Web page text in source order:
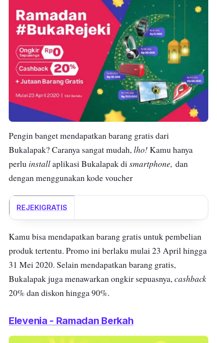
Pengin banget mendapatkan barang gratis dari
Bukalapak? Caranya sangat mudah,lho!Kamu hanya
perlu installaplikasi Bukalapak dismartphone, dan
dengan menggunakan kode voucher
REJEKIGRATIS
Kamu bisa mendapatkan barang gratis untuk pembelian
produk tertentu. Promo ini berlaku mulai 23 April hingga
31 Mei 2020. Selain mendapatkan barang gratis,
Bukalapak juga menawarkan ongkir sepuasnya,cashback
20% dan diskon hingga 90%.
Elevenia - Ramadan Berkah